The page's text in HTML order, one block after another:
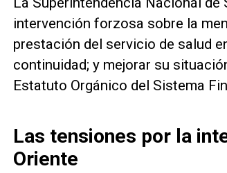
intervención forzosa sobre la
prestación del servicio de salud
continuidad; y mejorar su
Estatuto Orgánico del Sistema
Las tensiones por la
Oriente